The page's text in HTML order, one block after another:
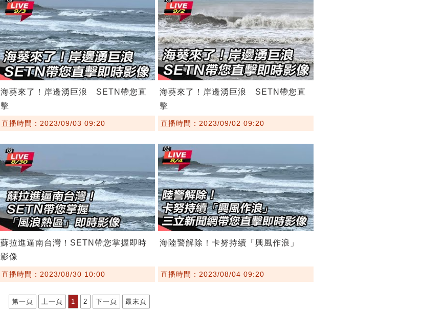
海葵來了！岸邊湧巨浪 SETN帶您直
擊
直播時間：2023/09/03 09:20
海葵來了！岸邊湧巨浪 SETN帶您直
擊
直播時間：2023/09/02 09:20
蘇拉進逼南台灣！SETN帶您掌握即時
影像
直播時間：2023/08/30 10:00
海陸警解除！卡努持續「興風作浪」
直播時間：2023/08/04 09:20
第一頁 上一頁 1 2 下一頁 最末頁